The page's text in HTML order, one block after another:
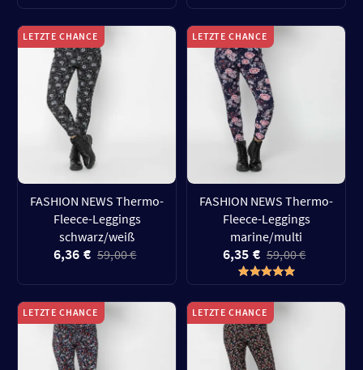
LETZTE CHANCE
FASHION NEWS Thermo-
Fleece-Leggings
schwarz/weiß
6,36 € 59,00 €
LETZTE CHANCE
FASHION NEWS Thermo-
Fleece-Leggings
marine/multi
6,35 € 59,00 €
LETZTE CHANCE LETZTE CHANCE